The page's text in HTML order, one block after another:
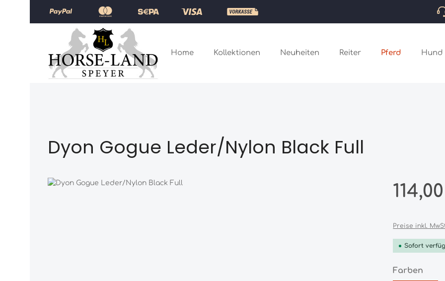
Zum Hauptinhalt springen
Zur Hauptnavigation springen
Home Kollektionen Neuheiten Reiter Pferd Hund
Dyon Gogue Leder/Nylon Black Full
Bildergalerie überspringen Regulärer Preis:
Preise inkl.
Sofort
Farben